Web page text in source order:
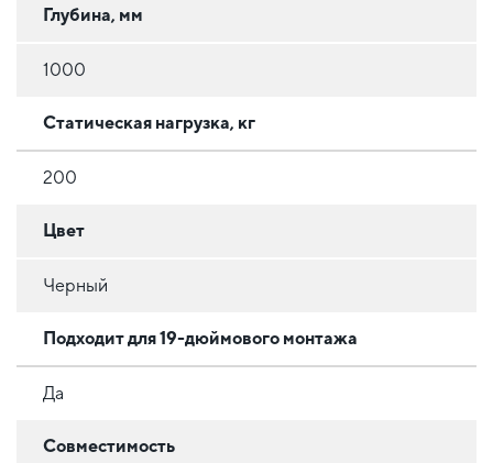
Глубина, мм
1000
Статическая нагрузка, кг
200
Цвет
Черный
Подходит для 19-дюймового монтажа
Да
Совместимость